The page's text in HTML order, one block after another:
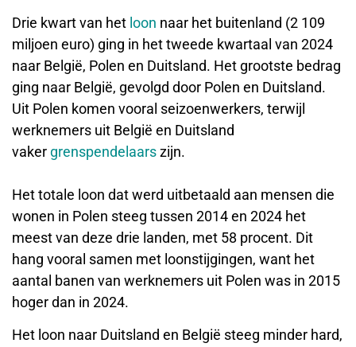
Drie kwart van het loon naar het buitenland (2 109
miljoen euro) ging in het tweede kwartaal van 2024
naar België, Polen en Duitsland. Het grootste bedrag
ging naar België, gevolgd door Polen en Duitsland.
Uit Polen komen vooral seizoenwerkers, terwijl
werknemers uit België en Duitsland
vaker grenspendelaarszijn.
Het totale loon dat werd uitbetaald aan mensen die
wonen in Polen steeg tussen 2014 en 2024 het
meest van deze drie landen, met 58 procent. Dit
hang vooral samen met loonstijgingen, want het
aantal banen van werknemers uit Polen was in 2015
hoger dan in 2024.
Het loon naar Duitsland en België steeg minder hard,